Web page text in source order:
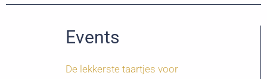
Events
De lekkerste taartjes voor